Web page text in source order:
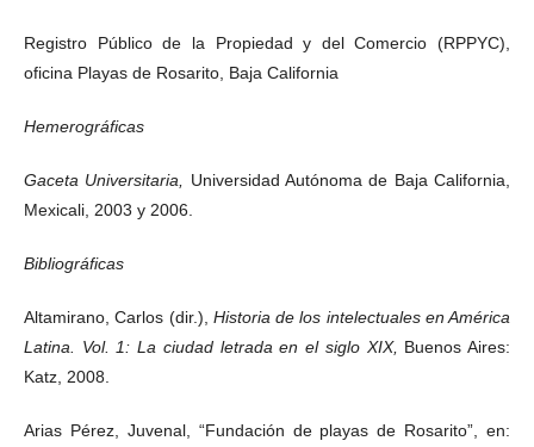
Registro Público de la Propiedad y del Comercio (RPPYC),
oficina Playas de Rosarito, Baja California
Hemerográficas
Gaceta Universitaria, Universidad Autónoma de Baja California,
Mexicali, 2003 y 2006.
Bibliográficas
Altamirano, Carlos (dir.), Historia de los intelectuales en América
Latina. Vol. 1: La ciudad letrada en el siglo XIX, Buenos Aires:
Katz, 2008.
Arias Pérez, Juvenal, “Fundación de playas de Rosarito”, en: